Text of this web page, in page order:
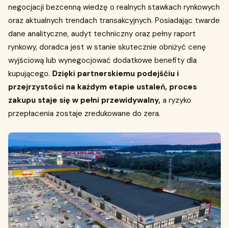
negocjacji bezcenną wiedzę o realnych stawkach rynkowych
oraz aktualnych trendach transakcyjnych. Posiadając twarde
dane analityczne, audyt techniczny oraz pełny raport
rynkowy, doradca jest w stanie skutecznie obniżyć cenę
wyjściową lub wynegocjować dodatkowe benefity dla
kupującego. Dzięki partnerskiemu podejśćiu i
przejrzystości na każdym etapie ustaleń, proces
zakupu staje się w pełni przewidywalny, a ryzyko
przepłacenia zostaje zredukowane do zera.